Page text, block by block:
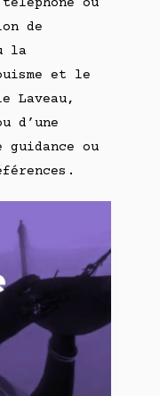
ou
de
la
et le
Laveau,
d’une
guidance ou